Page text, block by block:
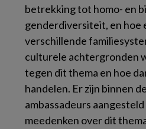
betrekking tot homo- en
genderdiversiteit, en hoe
verschillende
culturele achtergronden
tegen dit thema en hoe
handelen. Er zijn binnen
ambassadeurs
meedenken over dit